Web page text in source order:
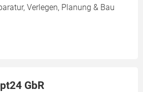
Verlegen, Planung & Bau
GbR